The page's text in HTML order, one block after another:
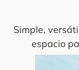
Simple,
espacio